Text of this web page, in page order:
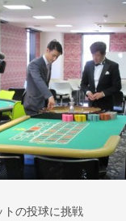
トの投球に挑戦